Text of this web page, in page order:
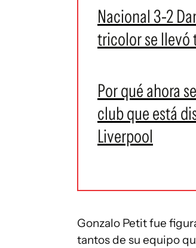
Nacional 3-2
tricolor se llevó
Por qué ahora
club que está
Liverpool
Gonzalo Petit fue
tantos de su equipo